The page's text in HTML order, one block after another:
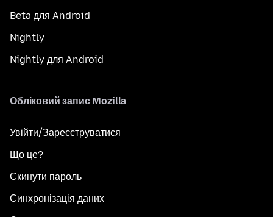
Beta для Android
Nightly
Nightly для Android
Обліковий запис Mozilla
Увійти/Зареєструватися
Що це?
Скинути пароль
Синхронізація даних